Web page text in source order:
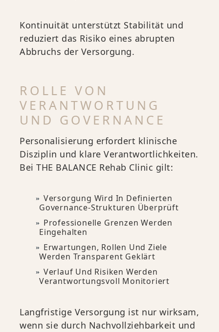
Kontinuität unterstützt Stabilität und
reduziert das Risiko eines abrupten
Abbruchs der Versorgung.
ROLLE VON
VERANTWORTUNG
UND GOVERNANCE
Personalisierung erfordert klinische
Disziplin und klare Verantwortlichkeiten.
Bei THE BALANCE Rehab Clinic gilt:
Versorgung Wird In Definierten
Governance-Strukturen Überprüft
Professionelle Grenzen Werden
Eingehalten
Erwartungen, Rollen Und Ziele
Werden Transparent Geklärt
Verlauf Und Risiken Werden
Verantwortungsvoll Monitoriert
Langfristige Versorgung ist nur wirksam,
wenn sie durch Nachvollziehbarkeit und